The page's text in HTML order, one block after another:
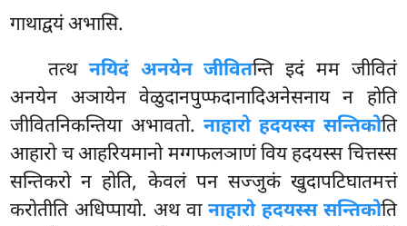
गाथाद्वयं अभासि.
तत्थ नयिदं अनयेन जीवितन्ति इदं मम जीवितं
अनयेन अञायेन वेळुदानपुप्फदानादिअनेसनाय न होति
जीवितनिकन्तिया अभावतो. नाहारो हदयस्स सन्तिकोति
आहारो च आहरियमानो मग्गफलञाणं विय हदयस्स चित्तस्स
सन्तिकरो न होति, केवलं पन सज्जुकं खुदापटिघातमत्तं
करोतीति अधिप्पायो. अथ वा नाहारो हदयस्स सन्तिकोति